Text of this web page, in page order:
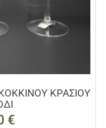
ΚΡΑΣΙΟΥ
€